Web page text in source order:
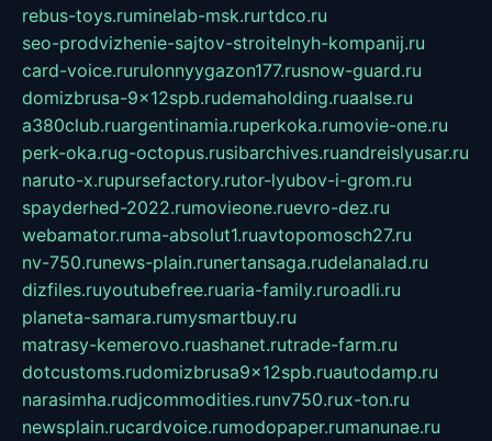
rebus-toys.ruminelab-msk.rurtdco.ru
seo-prodvizhenie-sajtov-stroitelnyh-kompanij.ru
card-voice.rurulonnyygazon177.rusnow-guard.ru
domizbrusa-9x12spb.rudemaholding.ruaalse.ru
a380club.ruargentinamia.ruperkoka.rumovie-one.ru
perk-oka.rug-octopus.rusibarchives.ruandreislyusar.ru
naruto-x.rupursefactory.rutor-lyubov-i-grom.ru
spayderhed-2022.rumovieone.ruevro-dez.ru
webamator.ruma-absolut1.ruavtopomosch27.ru
nv-750.runews-plain.runertansaga.rudelanalad.ru
dizfiles.ruyoutubefree.ruaria-family.ruroadli.ru
planeta-samara.rumysmartbuy.ru
matrasy-kemerovo.ruashanet.rutrade-farm.ru
dotcustoms.rudomizbrusa9x12spb.ruautodamp.ru
narasimha.rudjcommodities.runv750.rux-ton.ru
newsplain.rucardvoice.rumodopaper.rumanunae.ru